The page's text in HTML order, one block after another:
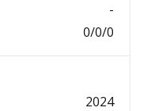
-
0/0/0
2024